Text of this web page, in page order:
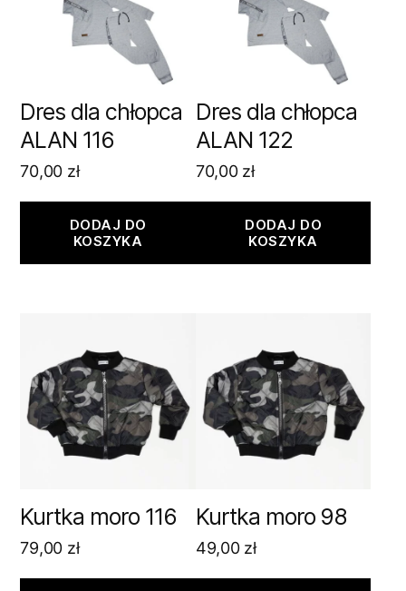
Dres dla chłopca
ALAN 116
70,00 zł
DODAJ DO
KOSZYKA
Dres dla chłopca
ALAN 122
70,00 zł
DODAJ DO
KOSZYKA
Kurtka moro 116
79,00 zł
Kurtka moro 98
49,00 zł